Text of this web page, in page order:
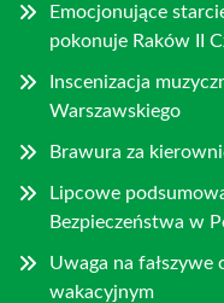
Emocjonujące
pokonuje Raków II
Inscenizacja
Warszawskiego
Brawura za
Lipcowe
Bezpieczeństwa w
Uwaga na
wakacyjnym